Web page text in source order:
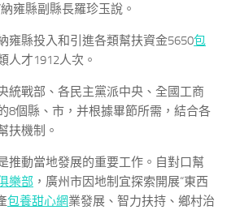
雍縣副縣長羅珍玉說。
雍縣投入和引進各類幫扶資金5650包
人才1912人次。
統戰部、各民主黨派中央、全國工商
8個縣、市，并根據畢節所需，結合各
扶機制。
推動當地發展的重要工作。自對口幫
樂部 ，廣州市因地制宜探索開展“東西
包養甜心網業發展、智力扶持、鄉村治